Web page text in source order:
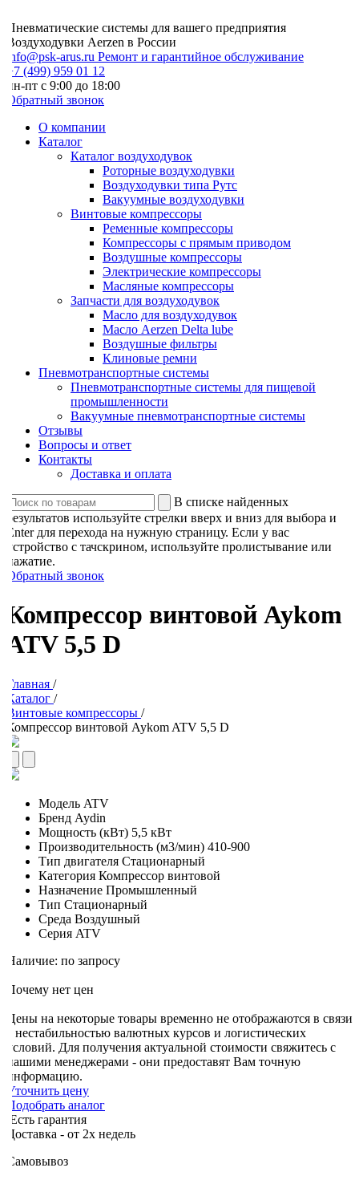
системы для вашего предприятия
Aerzen в России
arus.ruРемонт и гарантийное обслуживание
(499) 959 01 12
пт с 9:00 до 18:00
звонок
О компании
Каталог
Каталог воздуходувок
Роторные воздуходувки
Воздуходувки типа Рутс
Вакуумные воздуходувки
Винтовые компрессоры
Ременные компрессоры
Компрессоры с прямым приводом
Воздушные компрессоры
Электрические компрессоры
Масляные компрессоры
Запчасти для воздуходувок
Масло для воздуходувок
Масло Aerzen Delta lube
Воздушные фильтры
Клиновые ремни
Пневмотранспортные системы
Пневмотранспортные системы для пищевой
промышленности
Вакуумные пневмотранспортные системы
Отзывы
Вопросы и ответ
Контакты
Доставка и оплата
В списке найденных
используйте стрелки вверх и вниз для выбора и
для перехода на нужную страницу. Если у вас
с тачскрином, используйте пролистывание или
звонок
винтовой Aykom
5,5 D
/
/
компрессоры /
винтовой Aykom ATV 5,5 D
Модель ATV
Бренд Aydin
Мощность (кВт) 5,5 кВт
Производительность (м3/мин) 410-900
Тип двигателя Стационарный
Категория Компрессор винтовой
Назначение Промышленный
Тип Стационарный
Среда Воздушный
Серия ATV
по запросу
нет цен
на некоторые товары временно не отображаются в связи
нестабильностью валютных курсов и логистических
Для получения актуальной стоимости свяжитесь с
менеджерами - они предоставят Вам точную
цену
аналог
гарантия
- от 2х недель